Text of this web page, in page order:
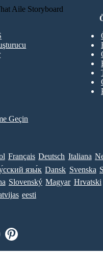
Geçin
Français Deutsch Italiana
язы́к Dansk Svenska
Slovenský Magyar Hrvatski
eesti